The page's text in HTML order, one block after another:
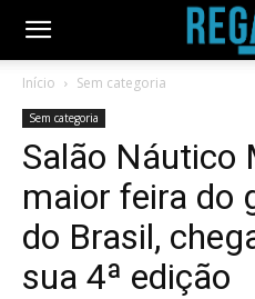
Início Sem categoria
Sem categoria
Salão Náutico
maior feira do
do Brasil,
sua 4ª edição